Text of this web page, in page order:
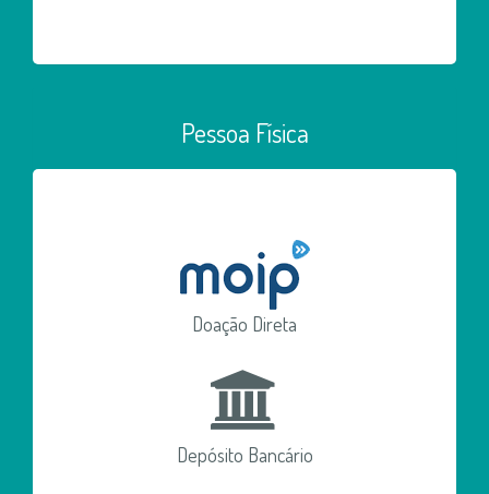
Pessoa Física
Doação Direta
Depósito Bancário